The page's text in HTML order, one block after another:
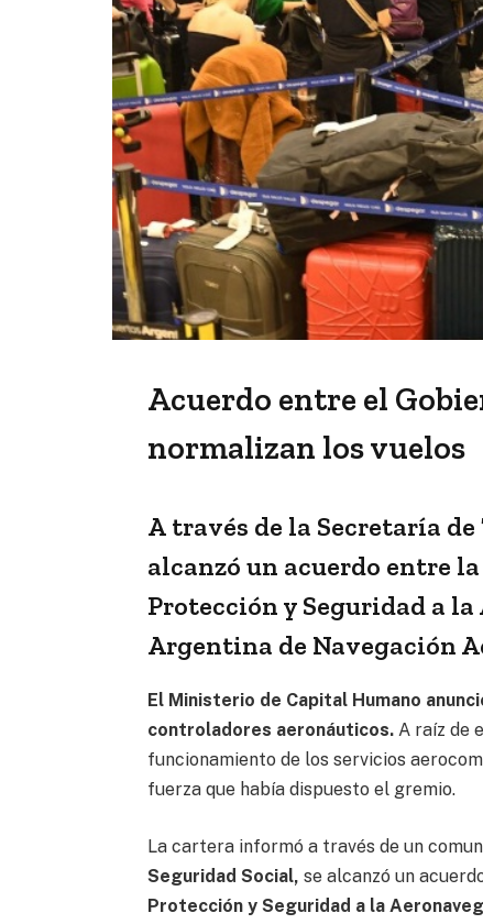
Acuerdo entre el
normalizan los vuelos
A través de la Secretaría
alcanzó un acuerdo entre
Protección y Seguridad a la
Argentina de Navegación
El Ministerio de Capital Humano
controladores aeronáuticos.A raíz de
funcionamiento de los servicios
fuerza que había dispuesto el gremio.
La cartera informó a través de un
Seguridad Social, se alcanzó un
Protección y Seguridad a la